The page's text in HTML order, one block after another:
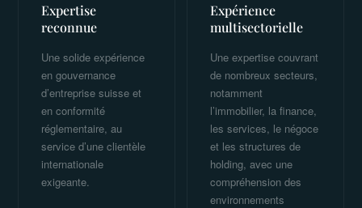
Expertise
reconnue
Une solide expérience
en gouvernance
d’entreprise suisse et
en conformité
réglementaire, au
service d’une clientèle
internationale
exigeante.
Expérience
multisectorielle
Une expertise couvrant
de nombreux secteurs,
notamment
l’immobilier, la finance,
les services, le négoce
et les structures de
holding, avec une
compréhension des
environnements